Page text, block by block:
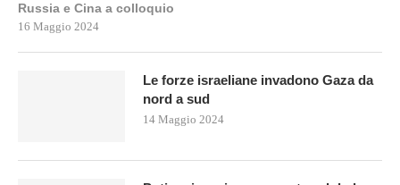
Russia e Cina a colloquio
16 Maggio 2024
Le forze israeliane invadono Gaza da
nord a sud
14 Maggio 2024